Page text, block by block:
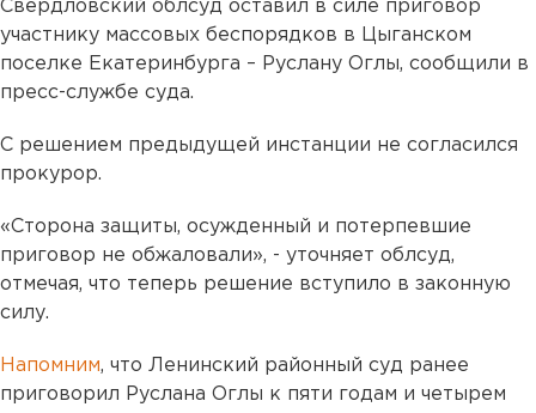
Свердловский облсуд оставил в силе приговор
участнику массовых беспорядков в Цыганском
поселке Екатеринбурга – Руслану Оглы, сообщили в
пресс-службе суда.
С решением предыдущей инстанции не согласился
прокурор.
«Сторона защиты, осужденный и потерпевшие
приговор не обжаловали», - уточняет облсуд,
отмечая, что теперь решение вступило в законную
силу.
Напомним, что Ленинский районный суд ранее
приговорил Руслана Оглы к пяти годам и четырем